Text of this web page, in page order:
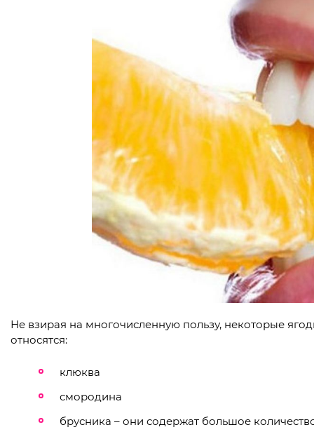
Не взирая на многочисленную пользу, некоторые
относятся:
клюква
смородина
брусника – они содержат большое